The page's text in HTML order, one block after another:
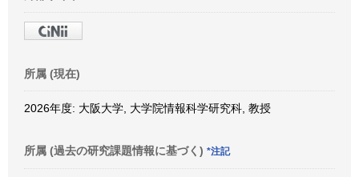
所属 (現在)
2026年度: 大阪大学, 大学院情報科学研究科, 教授
所属 (過去の研究課題情報に基づく) *注記